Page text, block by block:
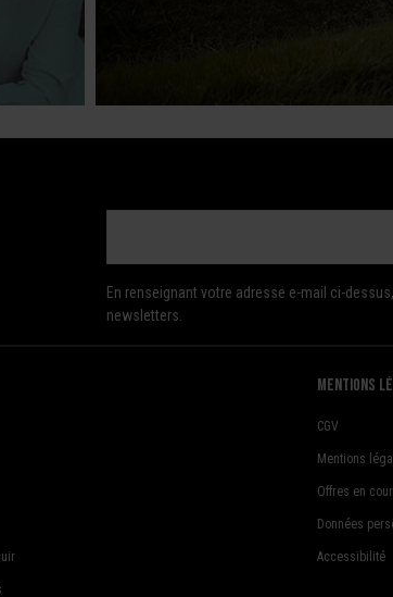
En renseignant votre adresse e-mail ci-
newsletters.
mentions
CGV
Mentions
Offres en
Données
Accessibilité